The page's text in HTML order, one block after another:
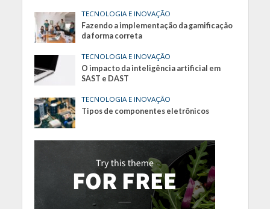
TECNOLOGIA E INOVAÇÃO
Fazendo a implementação da gamificação
da forma correta
TECNOLOGIA E INOVAÇÃO
O impacto da inteligência artificial em
SAST e DAST
TECNOLOGIA E INOVAÇÃO
Tipos de componentes eletrônicos